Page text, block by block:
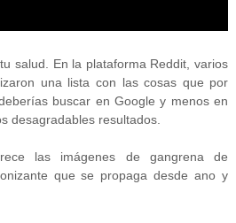
salud. En la plataforma Reddit, varios
una lista con las cosas que por
buscar en Google y menos en
desagradables resultados.
las imágenes de gangrena de
que se propaga desde ano y